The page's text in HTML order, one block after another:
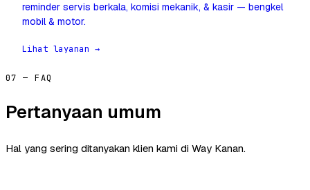
reminder servis berkala, komisi mekanik, & kasir — bengkel
mobil & motor.
Lihat layanan →
07 — FAQ
Pertanyaan umum
Hal yang sering ditanyakan klien kami di Way Kanan.